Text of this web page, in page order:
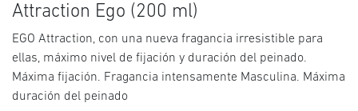
Attraction Ego (200 ml)
EGO Attraction, con una nueva fragancia irresistible para
ellas, máximo nivel de fijación y duración del peinado.
Máxima fijación. Fragancia intensamente Masculina. Máxima
duración del peinado